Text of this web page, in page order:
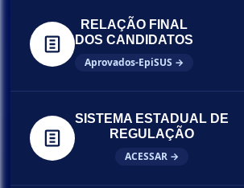
RELAÇÃO FINAL
DOS CANDIDATOS
Aprovados-EpiSUS →
SISTEMA ESTADUAL DE
REGULAÇÃO
ACESSAR →